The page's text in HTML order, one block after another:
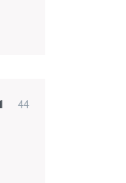
44